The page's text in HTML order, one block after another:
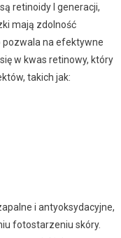
retinoidy I generacji,
mają zdolność
pozwala na efektywne
w kwas retinowy, który
takich jak:
i antyoksydacyjne,
fotostarzeniu skóry.